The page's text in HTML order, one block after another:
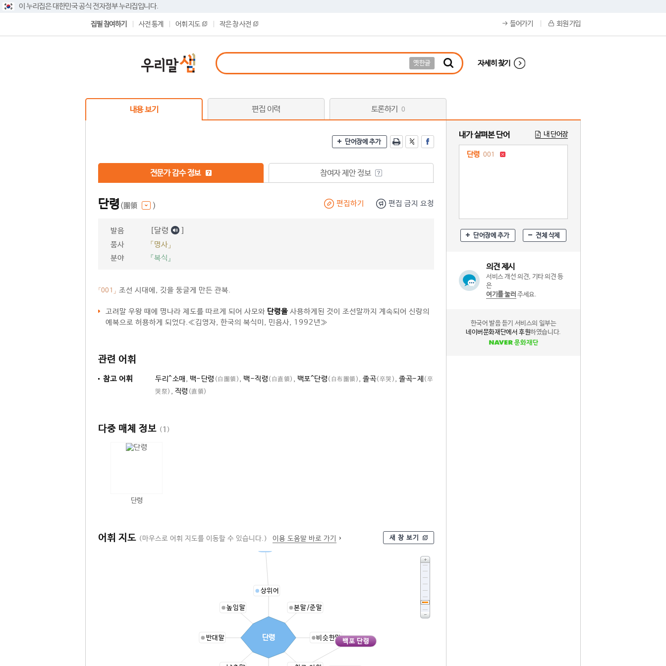
이 누리집은 대한민국 공식 전자정부 누리집입니다.
집필 참여하기 사전 통계 어휘 지도 작은 창 사전 들어가기 회원 가입
옛한글 자세히 찾기
내용 보기 편집 이력 토론하기 0
단어장에 추가
전문가 감수 정보 참여자 제안 정보
단령 (團領 ) 편집하기 편집 금지 요청
발음 [달령 ]
품사
「명사」
분야
『복식』
「001」 조선 시대에, 깃을 둥글게 만든 관복.
고려말 우왕 때에 명나라 제도를 따르게 되어 사모와 단령을 사용하게된 것이 조선말까지 계속되어 신랑의
예복으로 허용하게 되었다.≪김영자, 한국의 복식미, 민음사, 1992년≫
관련 어휘
참고 어휘 두리^소매 , 백-단령 (白團領) , 백-직령 (白直領) , 백포^단령 (白布團領) , 졸곡(卒哭) , 졸곡-제 (卒
哭祭) , 직령 (直領)
다중 매체 정보 (1 )
단령
어휘 지도 (마우스로 어휘 지도를 이동할 수 있습니다.) 이용 도움말 바로 가기 새 창 보기
상위어
본말/준말
비슷한말백포 단령
반대말
높임말
단령
내가 살펴본 단어 내 단어장
단령 001
단어장에 추가 전체 삭제
의견 제시
서비스 개선 의견, 기타 의견 등
은
여기를 눌러 주세요.
한국어 발음 듣기 서비스의 일부는
네이버문화재단에서 후원하였습니다.